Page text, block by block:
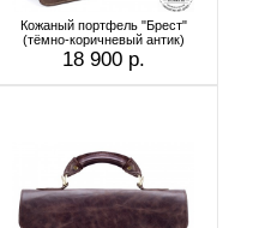
Кожаный портфель "Брест"
(тёмно-коричневый антик)
18 900 р.